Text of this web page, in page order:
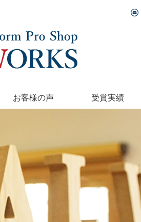
お客様の声 受賞実績